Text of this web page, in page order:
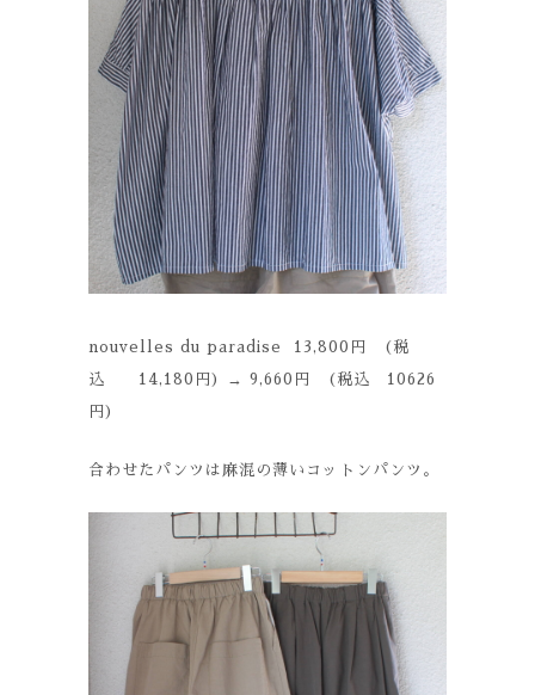
nouvelles du paradise 13,800円 (税
込 14,180円) → 9,660円 (税込 10626
円)
合わせたパンツは麻混の薄いコットンパンツ。